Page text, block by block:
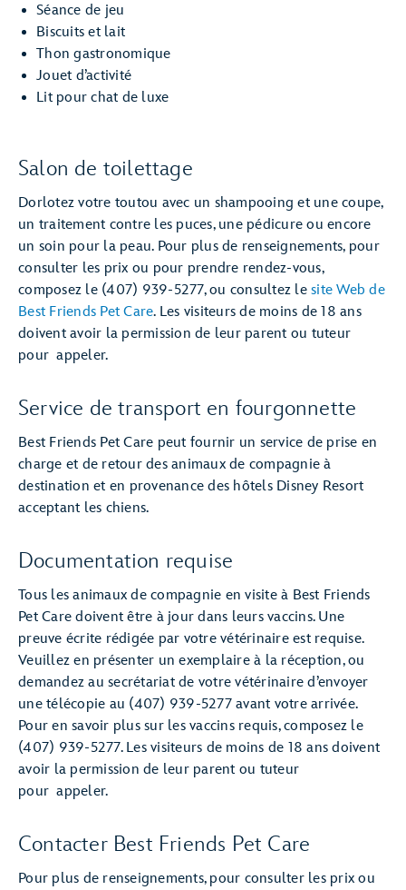
Séance de jeu
Biscuits et lait
Thon gastronomique
Jouet d’activité
Lit pour chat de luxe
Salon de toilettage
Dorlotez votre toutou avec un shampooing et une coupe,
un traitement contre les puces, une pédicure ou encore
un soin pour la peau. Pour plus de renseignements, pour
consulter les prix ou pour prendre rendez-vous,
composez le (407) 939-5277, ou consultez le site Web de
Best Friends Pet Care. Les visiteurs de moins de 18 ans
doivent avoir la permission de leur parent ou tuteur
pour appeler.
Service de transport en fourgonnette
Best Friends Pet Care peut fournir un service de prise en
charge et de retour des animaux de compagnie à
destination et en provenance des hôtels Disney Resort
acceptant les chiens.
Documentation requise
Tous les animaux de compagnie en visite à Best Friends
Pet Care doivent être à jour dans leurs vaccins. Une
preuve écrite rédigée par votre vétérinaire est requise.
Veuillez en présenter un exemplaire à la réception, ou
demandez au secrétariat de votre vétérinaire d’envoyer
une télécopie au (407) 939-5277 avant votre arrivée.
Pour en savoir plus sur les vaccins requis, composez le
(407) 939-5277. Les visiteurs de moins de 18 ans doivent
avoir la permission de leur parent ou tuteur
pour appeler.
Contacter Best Friends Pet Care
Pour plus de renseignements, pour consulter les prix ou